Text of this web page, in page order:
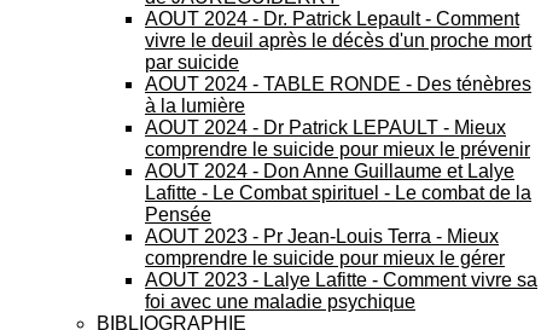
AOUT 2024 - Dr. Patrick Lepault - Comment
vivre le deuil après le décès d'un proche mort
par suicide
AOUT 2024 - TABLE RONDE - Des ténèbres
à la lumière
AOUT 2024 - Dr Patrick LEPAULT - Mieux
comprendre le suicide pour mieux le prévenir
AOUT 2024 - Don Anne Guillaume et Lalye
Lafitte - Le Combat spirituel - Le combat de la
Pensée
AOUT 2023 - Pr Jean-Louis Terra - Mieux
comprendre le suicide pour mieux le gérer
AOUT 2023 - Lalye Lafitte - Comment vivre sa
foi avec une maladie psychique
BIBLIOGRAPHIE